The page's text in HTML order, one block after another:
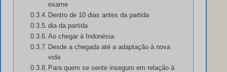
exame
Dentro de 10 dias antes da partida
dia da partida
Ao chegar à Indonésia
Desde a chegada até a adaptação à nova
vida
Para quem se sente inseguro em relação à